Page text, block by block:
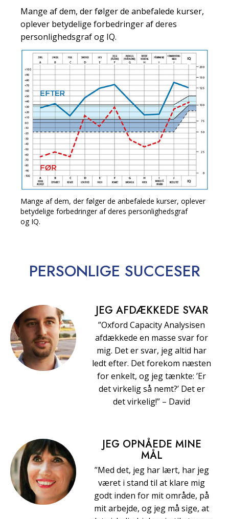
Mange af dem, der følger de anbefalede kurser,
oplever betydelige forbedringer af deres
personlighedsgraf og IQ.
Mange af dem, der følger de anbefalede kurser, oplever
betydelige forbedringer af deres personlighedsgraf
og IQ.
PERSONLIGE SUCCESER
JEG AFDÆKKEDE SVAR
”Oxford Capacity Analysisen
afdækkede en masse svar for
mig. Det er svar, jeg altid har
ledt efter. Det forekom næsten
for enkelt, og jeg tænkte: ’Er
det virkelig så nemt?’ Det er
det virkelig!” – David
JEG OPNÅEDE MINE
MÅL
”Med det, jeg har lært, har jeg
været i stand til at klare mig
godt inden for mit område, på
mit arbejde, og jeg må sige, at